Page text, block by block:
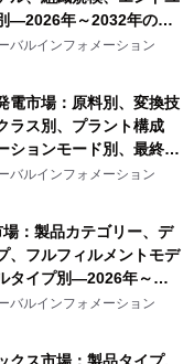
―2026年～2032年の世
バルインフォメーション
電市場：原料別、変換技
ラス別、プラント構成
ションモード別、最終用
～2032年の世界市場予
バルインフォメーション
：製品カテゴリー、デ
、フルフィルメントモデ
タイプ別―2026年～
市場予測
バルインフォメーション
クス市場：製品タイプ、